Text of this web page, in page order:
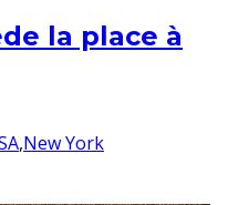
la place à
,New York